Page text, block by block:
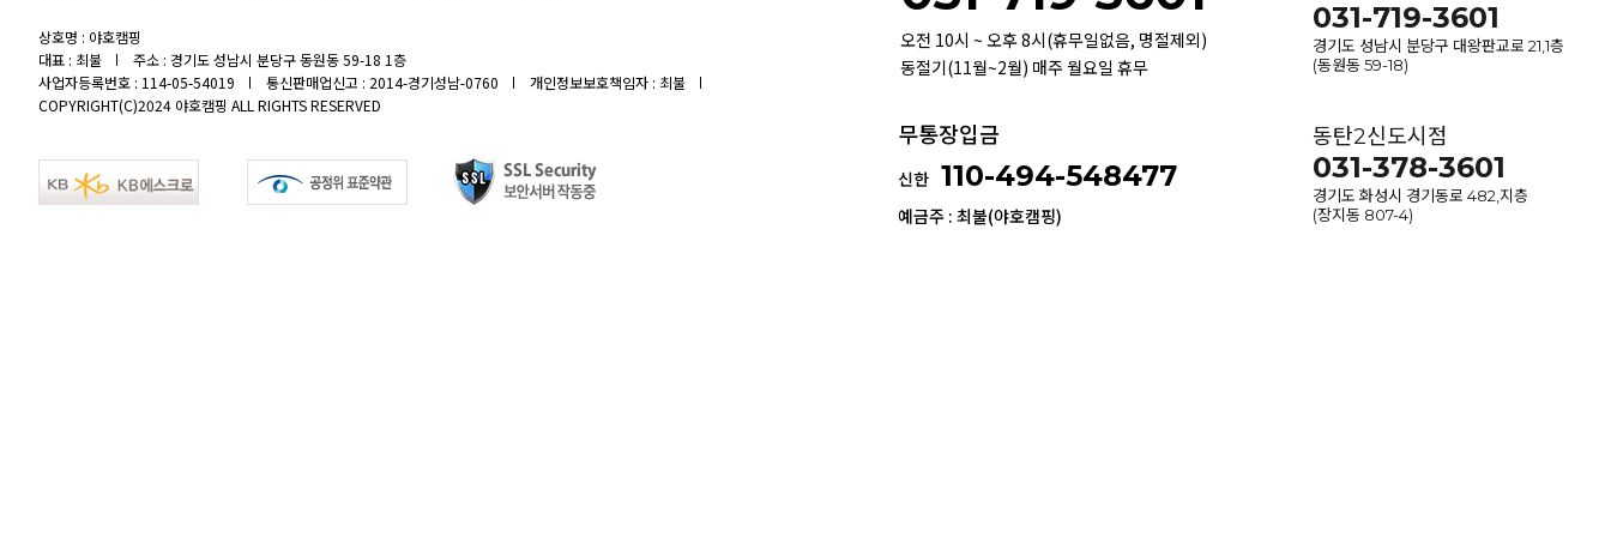
상호명 : 야호캠핑
대표 : 최불
주소 : 경기도 성남시 분당구 동원동 59-18 1층
사업자등록번호 : 114-05-54019
통신판매업신고 : 2014-경기성남-0760
개인정보보호책임자 : 최불
COPYRIGHT(C)2024 야호캠핑 ALL RIGHTS RESERVED
오전 10시 ~ 오후 8시(휴무일없음, 명절제외)
동절기(11월~2월) 매주 월요일 휴무
무통장입금
신한 110-494-548477
예금주 : 최불(야호캠핑)
031-719-3601
경기도 성남시 분당구 대왕판교로 21,1층
(동원동 59-18)
동탄2신도시점
031-378-3601
경기도 화성시 경기동로 482,지층
(장지동 807-4)